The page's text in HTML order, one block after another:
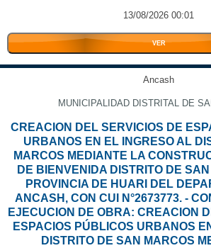
13/08/2026 00:01
VER
Ancash
MUNICIPALIDAD DISTRITAL DE
CREACION DEL SERVICIOS DE
URBANOS EN EL INGRESO AL
MARCOS MEDIANTE LA
DE BIENVENIDA DISTRITO DE
PROVINCIA DE HUARI DEL
ANCASH, CON CUI N°2673773. -
EJECUCION DE OBRA: CREACION
ESPACIOS PÚBLICOS URBANOS
DISTRITO DE SAN MARCOS